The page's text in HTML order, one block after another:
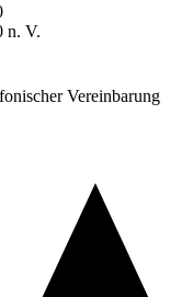
n. V.
Vereinbarung